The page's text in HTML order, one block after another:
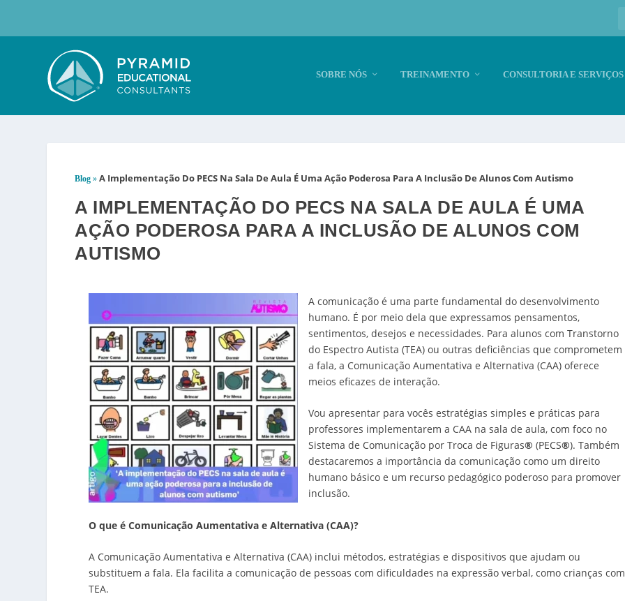
SOBRE NÓS TREINAMENTO CONSULTORIA E SERVIÇOS
Blog »A Implementação Do PECS Na Sala De Aula É Uma Ação Poderosa Para A Inclusão De Alunos Com Autismo
A IMPLEMENTAÇÃO DO PECS NA SALA DE AULA É UMA
AÇÃO PODEROSA PARA A INCLUSÃO DE ALUNOS COM
AUTISMO
A comunicação é uma parte fundamental do desenvolvimento
humano. É por meio dela que expressamos pensamentos,
sentimentos, desejos e necessidades. Para alunos com Transtorno
do Espectro Autista (TEA) ou outras deficiências que comprometem
a fala, a Comunicação Aumentativa e Alternativa (CAA) oferece
meios eficazes de interação.
Vou apresentar para vocês estratégias simples e práticas para
professores implementarem a CAA na sala de aula, com foco no
Sistema de Comunicação por Troca de Figuras® (PECS®). Também
destacaremos a importância da comunicação como um direito
humano básico e um recurso pedagógico poderoso para promover
inclusão.
O que é Comunicação Aumentativa e Alternativa (CAA)?
A Comunicação Aumentativa e Alternativa (CAA) inclui métodos, estratégias e dispositivos que ajudam ou
substituem a fala. Ela facilita a comunicação de pessoas com dificuldades na expressão verbal, como crianças com
TEA.